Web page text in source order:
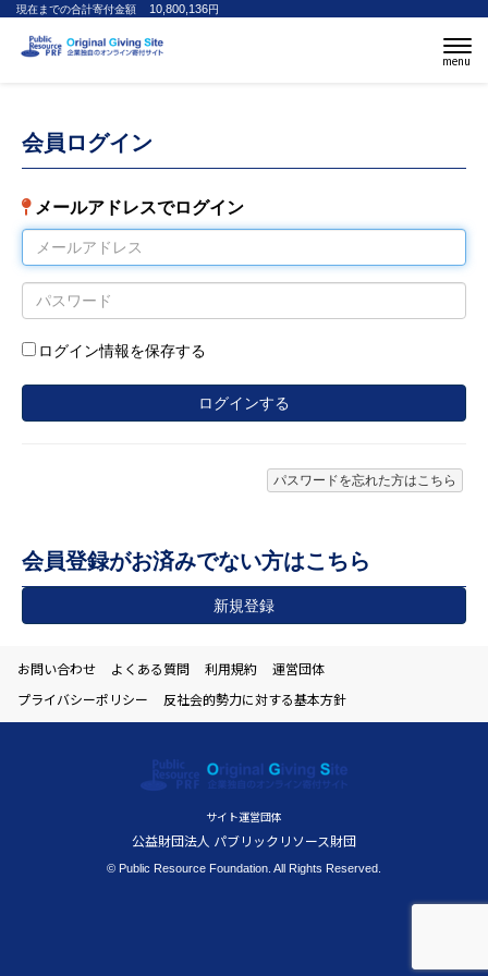
現在までの合計寄付金額 10,800,136円
menu
会員ログイン
メールアドレスでログイン
ログイン情報を保存する
パスワードを忘れた方はこちら
会員登録がお済みでない方はこちら
新規登録
お問い合わせ よくある質問 利用規約
運営団体
プライバシーポリシー
反社会的勢力に対する基本方針
サイト運営団体
公益財団法人 パブリックリソース財団
© Public Resource Foundation. All Rights Reserved.